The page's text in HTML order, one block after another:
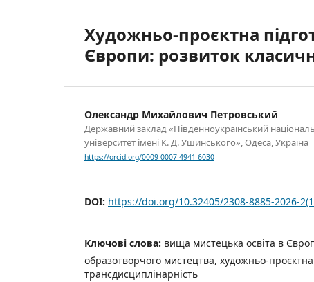
Художньо-проєктна
Європи: розвиток
Олександр Михайлович Петровський
Державний заклад «Південноукраїнський
університет імені К. Д. Ушинського», Одеса, Україна
https://orcid.org/0009-0007-4941-6030
DOI: https://doi.org/10.32405/2308-8885-2026-
Ключові слова: вища мистецька освіта в
образотворчого мистецтва, художньо-проєктна
трансдисциплінарність